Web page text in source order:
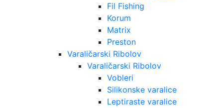
Fil Fishing
Korum
Matrix
Preston
Varaličarski Ribolov
Varaličarski Ribolov
Vobleri
Silikonske varalice
Leptiraste varalice